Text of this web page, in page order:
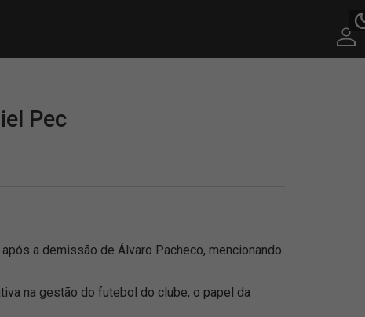
Pec
a demissão de Álvaro Pacheco, mencionando
na gestão do futebol do clube, o papel da